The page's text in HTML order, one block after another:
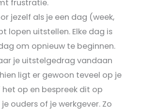
frustratie.
jezelf als je een dag (week,
lopen uitstellen. Elke dag is
om opnieuw te beginnen.
je uitstelgedrag vandaan
ligt er gewoon teveel op je
het op en bespreek dit op
ouders of je werkgever. Zo